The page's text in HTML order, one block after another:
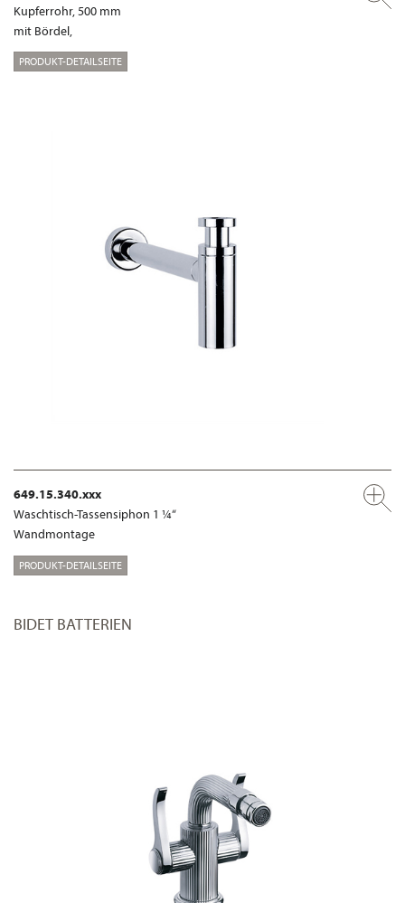
Kupferrohr, 500 mm
mit Bördel,
PRODUKT-DETAILSEITE
649.15.340.xxx
Waschtisch-Tassensiphon 1 ¼“
Wandmontage
PRODUKT-DETAILSEITE
BIDET BATTERIEN